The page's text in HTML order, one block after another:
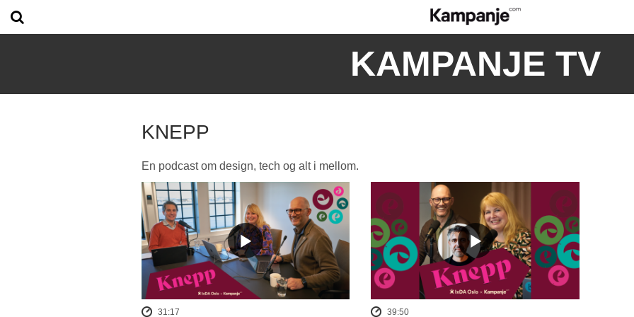
KAMPANJE TV
KNEPP
En podcast om design, tech og alt i mellom.
31:17 39:50